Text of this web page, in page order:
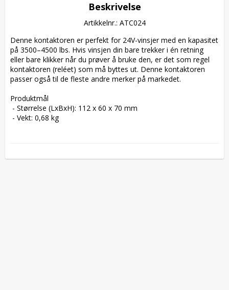
Beskrivelse
Artikkelnr.: ATC024
Denne kontaktoren er perfekt for 24V-vinsjer med en kapasitet
på 3500–4500 lbs. Hvis vinsjen din bare trekker i én retning
eller bare klikker når du prøver å bruke den, er det som regel
kontaktoren (reléet) som må byttes ut. Denne kontaktoren
passer også til de fleste andre merker på markedet.
Produktmål
- Vekt: 0,68 kg